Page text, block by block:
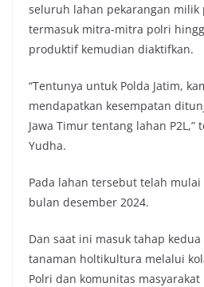
seluruh lahan pekarangan
termasuk mitra-mitra polri
produktif kemudian diaktifkan.
“Tentunya untuk Polda Jatim,
mendapatkan kesempatan
Jawa Timur tentang lahan P2L,”
Yudha.
Pada lahan tersebut telah
bulan desember 2024.
Dan saat ini masuk tahap
tanaman holtikultura melalui
Polri dan komunitas